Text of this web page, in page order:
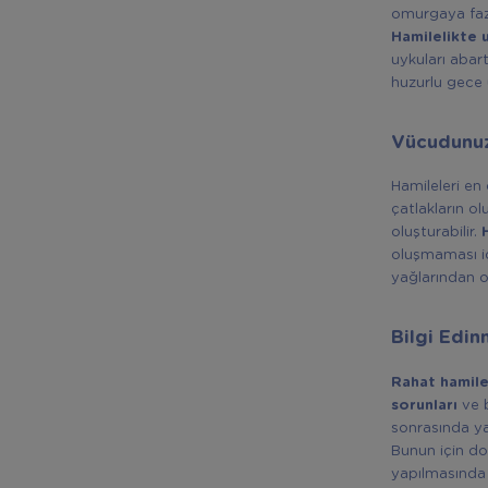
omurgaya
Hamilelikte
uykuları
huzurlu gece
Hamileleri
çatlakların
oluşturabilir.
oluşmaması
yağlarından
Bilgi
Rahat
sorunları ve
sonrasında
Bunun için